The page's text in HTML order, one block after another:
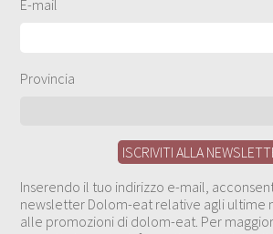
E-mail
Provincia
Inserendo il tuo indirizzo e-mail,
newsletter Dolom-eat relative agli ultime
alle promozioni di dolom-eat. Per